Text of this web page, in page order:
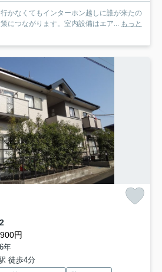
かなくてもインターホン越しに誰が来たの
につながります。室内設備はエア... もっと
円
年
徒歩4分